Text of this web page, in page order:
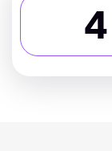
4